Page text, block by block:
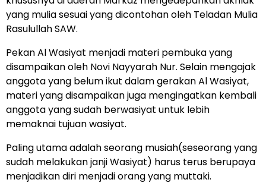
yang mulia sesuai yang dicontohan oleh Teladan Mulia
Rasulullah SAW.
Pekan Al Wasiyat menjadi materi pembuka yang
disampaikan oleh Novi Nayyarah Nur. Selain mengajak
anggota yang belum ikut dalam gerakan Al Wasiyat,
materi yang disampaikan juga mengingatkan kembali
anggota yang sudah berwasiyat untuk lebih
memaknai tujuan wasiyat.
Paling utama adalah seorang musiah(seseorang yang
sudah melakukan janji Wasiyat) harus terus berupaya
menjadikan diri menjadi orang yang muttaki.